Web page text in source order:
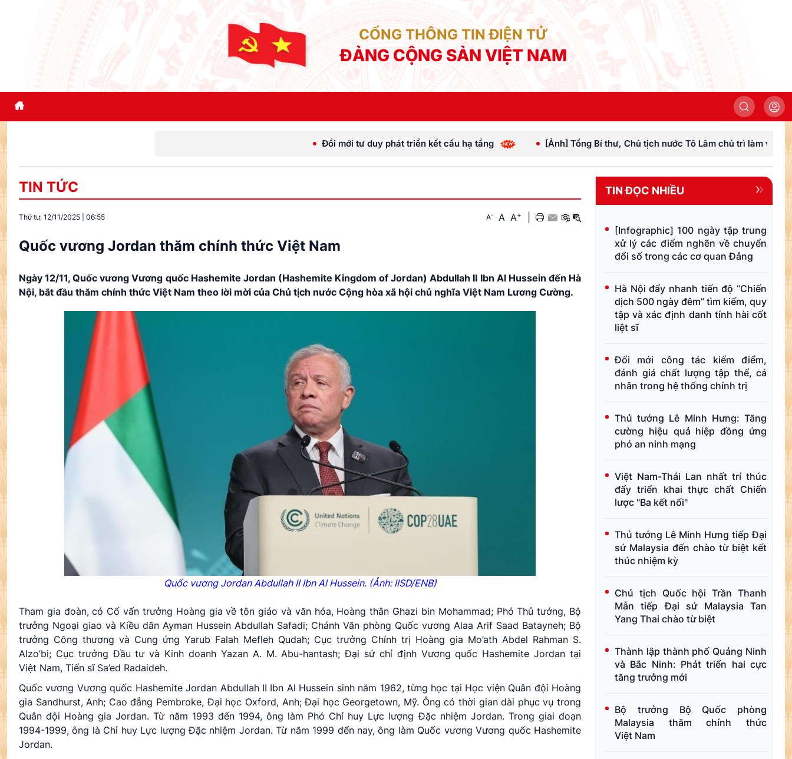
CỔNG THÔNG TIN ĐIỆN TỬ
ĐẢNG CỘNG SẢN VIỆT NAM
Đổi mới tư duy phát triển kết cấu hạ tầng [Ảnh] Tổng Bí thư, Chủ tịch nước Tô Lâm chủ trì làm việc với
TIN TỨC
Thứ tư, 12/11/2025 06:55 A- A A+
Quốc vương Jordan thăm chính thức Việt Nam
Ngày 12/11, Quốc vương Vương quốc Hashemite Jordan (Hashemite Kingdom of Jordan) Abdullah II Ibn Al Hussein đến Hà
Nội, bắt đầu thăm chính thức Việt Nam theo lời mời của Chủ tịch nước Cộng hòa xã hội chủ nghĩa Việt Nam Lương Cường.
Quốc vương Jordan AbdullahIIIbn Al Hussein. (Ảnh: IISD/ENB)
Tham gia đoàn, có Cố vấn trưởng Hoàng gia về tôn giáo và văn hóa, Hoàng thân Ghazi bin Mohammad; Phó Thủ tướng, Bộ
trưởng Ngoại giao và Kiều dân Ayman Hussein Abdullah Safadi; Chánh Văn phòng Quốc vương Alaa Arif Saad Batayneh; Bộ
trưởng Công thương và Cung ứng Yarub Falah Mefleh Qudah; Cục trưởng Chính trị Hoàng gia Mo’ath Abdel Rahman S.
Alzo’bi; Cục trưởng Đầu tư và Kinh doanh Yazan A. M. Abu-hantash; Đại sứ chỉ định Vương quốc Hashemite Jordan tại
Việt Nam, Tiến sĩ Sa’ed Radaideh.
Quốc vương Vương quốc Hashemite Jordan Abdullah II Ibn Al Hussein sinh năm 1962, từng học tại Học viện Quân đội Hoàng
gia Sandhurst, Anh; Cao đẳng Pembroke, Đại học Oxford, Anh; Đại học Georgetown, Mỹ. Ông có thời gian dài phục vụ trong
Quân đội Hoàng gia Jordan. Từ năm 1993 đến 1994, ông làm Phó Chỉ huy Lực lượng Đặc nhiệm Jordan. Trong giai đoạn
1994-1999, ông là Chỉ huy Lực lượng Đặc nhiệm Jordan. Từ năm 1999 đến nay, ông làm Quốc vương Vương quốc Hashemite
Jordan.
TIN ĐỌC NHIỀU
[Infographic] 100 ngày tập trung
xử lý các điểm nghẽn về chuyển
đổi số trong các cơ quan Đảng
Hà Nội đẩy nhanh tiến độ “Chiến
dịch 500 ngày đêm” tìm kiếm, quy
tập và xác định danh tính hài cốt
liệt sĩ
Đổi mới công tác kiểm điểm,
đánh giá chất lượng tập thể, cá
nhân trong hệ thống chính trị
Thủ tướng Lê Minh Hưng: Tăng
cường hiệu quả hiệp đồng ứng
phó an ninh mạng
Việt Nam-Thái Lan nhất trí thúc
đẩy triển khai thực chất Chiến
lược "Ba kết nối"
Thủ tướng Lê Minh Hưng tiếp Đại
sứ Malaysia đến chào từ biệt kết
thúc nhiệm kỳ
Chủ tịch Quốc hội Trần Thanh
Mẫn tiếp Đại sứ Malaysia Tan
Yang Thai chào từ biệt
Thành lập thành phố Quảng Ninh
và Bắc Ninh: Phát triển hai cực
tăng trưởng mới
Bộ trưởng Bộ Quốc phòng
Malaysia thăm chính thức
Việt Nam